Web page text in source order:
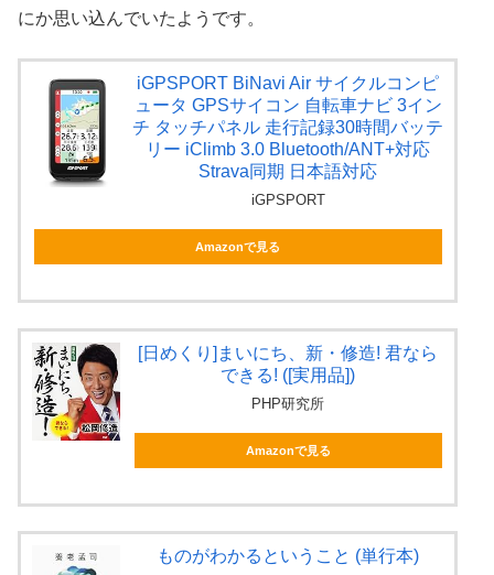
にか思い込んでいたようです。
iGPSPORT BiNavi Air サイクルコンピ
ュータ GPSサイコン 自転車ナビ 3イン
チ タッチパネル 走行記録30時間バッテ
リー iClimb 3.0 Bluetooth/ANT+対応
Strava同期 日本語対応
iGPSPORT
Amazonで見る
[日めくり]まいにち、新・修造! 君なら
できる! ([実用品])
PHP研究所
Amazonで見る
ものがわかるということ (単行本)